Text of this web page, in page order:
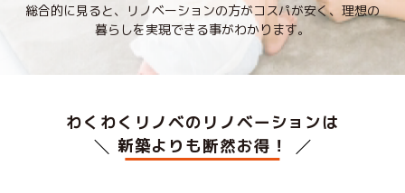
総合的に見ると、リノベーションの方がコスパが安く、 理想の
暮らしを実現できる事がわかります。
わくわくリノベのリノベーションは
新築よりも断然お得！